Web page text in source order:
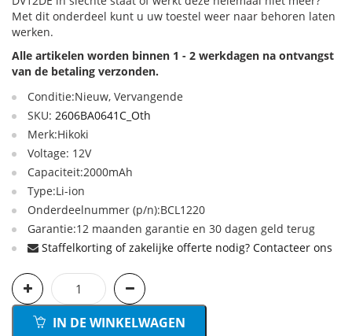
Met dit onderdeel kunt u uw toestel weer naar behoren laten
werken.
Alle artikelen worden binnen 1 - 2 werkdagen na ontvangst
van de betaling verzonden.
Conditie:Nieuw, Vervangende
SKU: 2606BA0641C_Oth
Merk:Hikoki
Voltage: 12V
Capaciteit:2000mAh
Type:Li-ion
Onderdeelnummer (p/n):BCL1220
Garantie:12 maanden garantie en 30 dagen geld terug
Staffelkorting of zakelijke offerte nodig? Contacteer ons
IN DE WINKELWAGEN